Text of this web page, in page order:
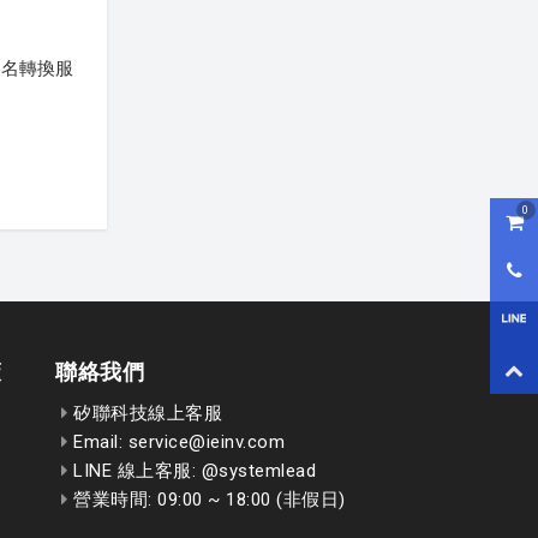
購
0
回
轉換服
聯絡我們
矽聯科技線上客服
Email: service@ieinv.com
LINE 線上客服: @systemlead
營業時間: 09:00 ~ 18:00 (非假日)